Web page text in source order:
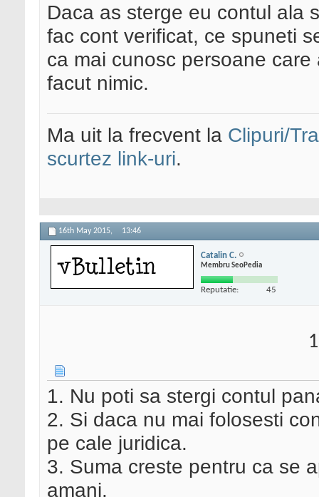
Daca as sterge eu contul ala
fac cont verificat, ce spuneti
ca mai cunosc persoane
facut nimic.
Ma uit la frecvent la Clipuri/
scurtez link-uri.
16th May 2015, 13:46
Catalin C.
Membru SeoPedia
Reputatie: 45
1. Nu poti sa stergi contul
2. Si daca nu mai folosesti
pe cale juridica.
3. Suma creste pentru ca se
amani.